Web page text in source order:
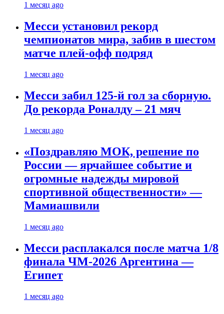
1 месяц ago
Месси установил рекорд
чемпионатов мира, забив в шестом
матче плей‑офф подряд
1 месяц ago
Месси забил 125-й гол за сборную.
До рекорда Роналду – 21 мяч
1 месяц ago
«Поздравляю МОК, решение по
России — ярчайшее событие и
огромные надежды мировой
спортивной общественности» —
Мамиашвили
1 месяц ago
Месси расплакался после матча 1/8
финала ЧМ-2026 Аргентина —
Египет
1 месяц ago